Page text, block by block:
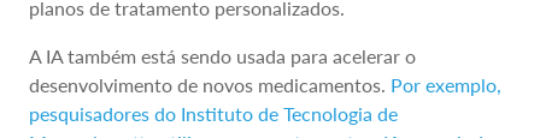
planos de tratamento personalizados.
A IA também está sendo usada para acelerar o
desenvolvimento de novos medicamentos. Por exemplo,
pesquisadores do Instituto de Tecnologia de